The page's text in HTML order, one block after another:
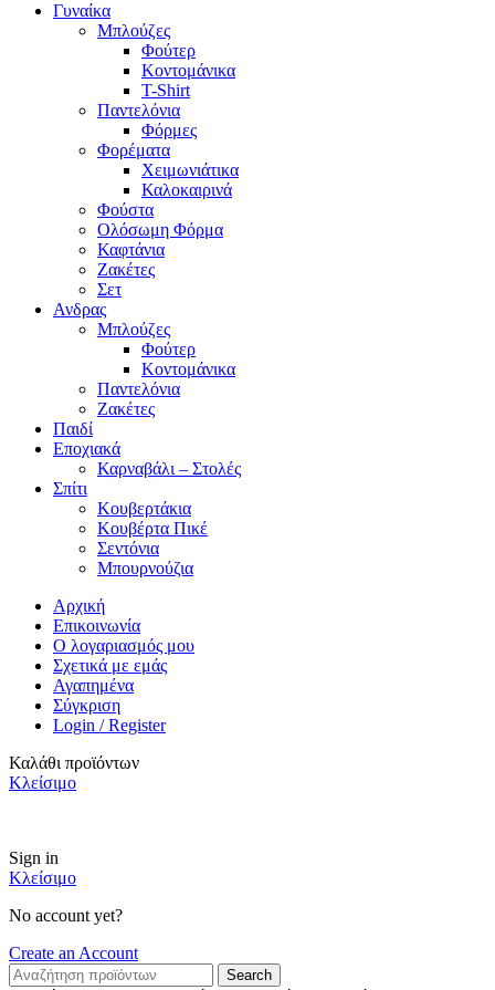
Γυναίκα
Μπλούζες
Φούτερ
Κοντομάνικα
T-Shirt
Παντελόνια
Φόρμες
Φορέματα
Χειμωνιάτικα
Καλοκαιρινά
Φούστα
Ολόσωμη Φόρμα
Καφτάνια
Ζακέτες
Σετ
Ανδρας
Μπλούζες
Φούτερ
Κοντομάνικα
Παντελόνια
Ζακέτες
Παιδί
Εποχιακά
Καρναβάλι – Στολές
Σπίτι
Κουβερτάκια
Κουβέρτα Πικέ
Σεντόνια
Μπουρνούζια
Αρχική
Επικοινωνία
Ο λογαριασμός μου
Σχετικά με εμάς
Αγαπημένα
Σύγκριση
Login / Register
Καλάθι προϊόντων
Κλείσιμο
Sign in
Κλείσιμο
No account yet?
Create an Account
Search